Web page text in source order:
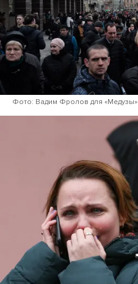
Фото: Вадим Фролов для «Медузы»